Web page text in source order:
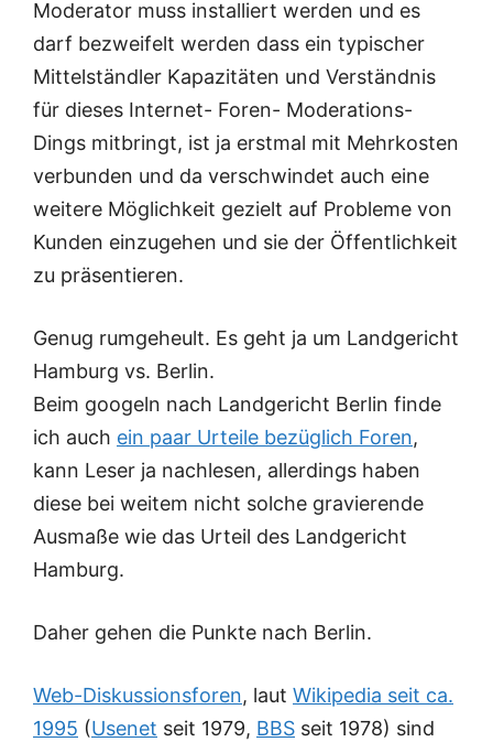
Moderator muss installiert werden und es
darf bezweifelt werden dass ein typischer
Mittelständler Kapazitäten und Verständnis
für dieses Internet- Foren- Moderations-
Dings mitbringt, ist ja erstmal mit Mehrkosten
verbunden und da verschwindet auch eine
weitere Möglichkeit gezielt auf Probleme von
Kunden einzugehen und sie der Öffentlichkeit
zu präsentieren.
Genug rumgeheult. Es geht ja um Landgericht
Hamburg vs. Berlin.
Beim googeln nach Landgericht Berlin finde
ich auch ein paar Urteile bezüglich Foren,
kann Leser ja nachlesen, allerdings haben
diese bei weitem nicht solche gravierende
Ausmaße wie das Urteil des Landgericht
Hamburg.
Daher gehen die Punkte nach Berlin.
Web-Diskussionsforen, laut Wikipedia seit ca.
1995 (Usenet seit 1979, BBS seit 1978) sind